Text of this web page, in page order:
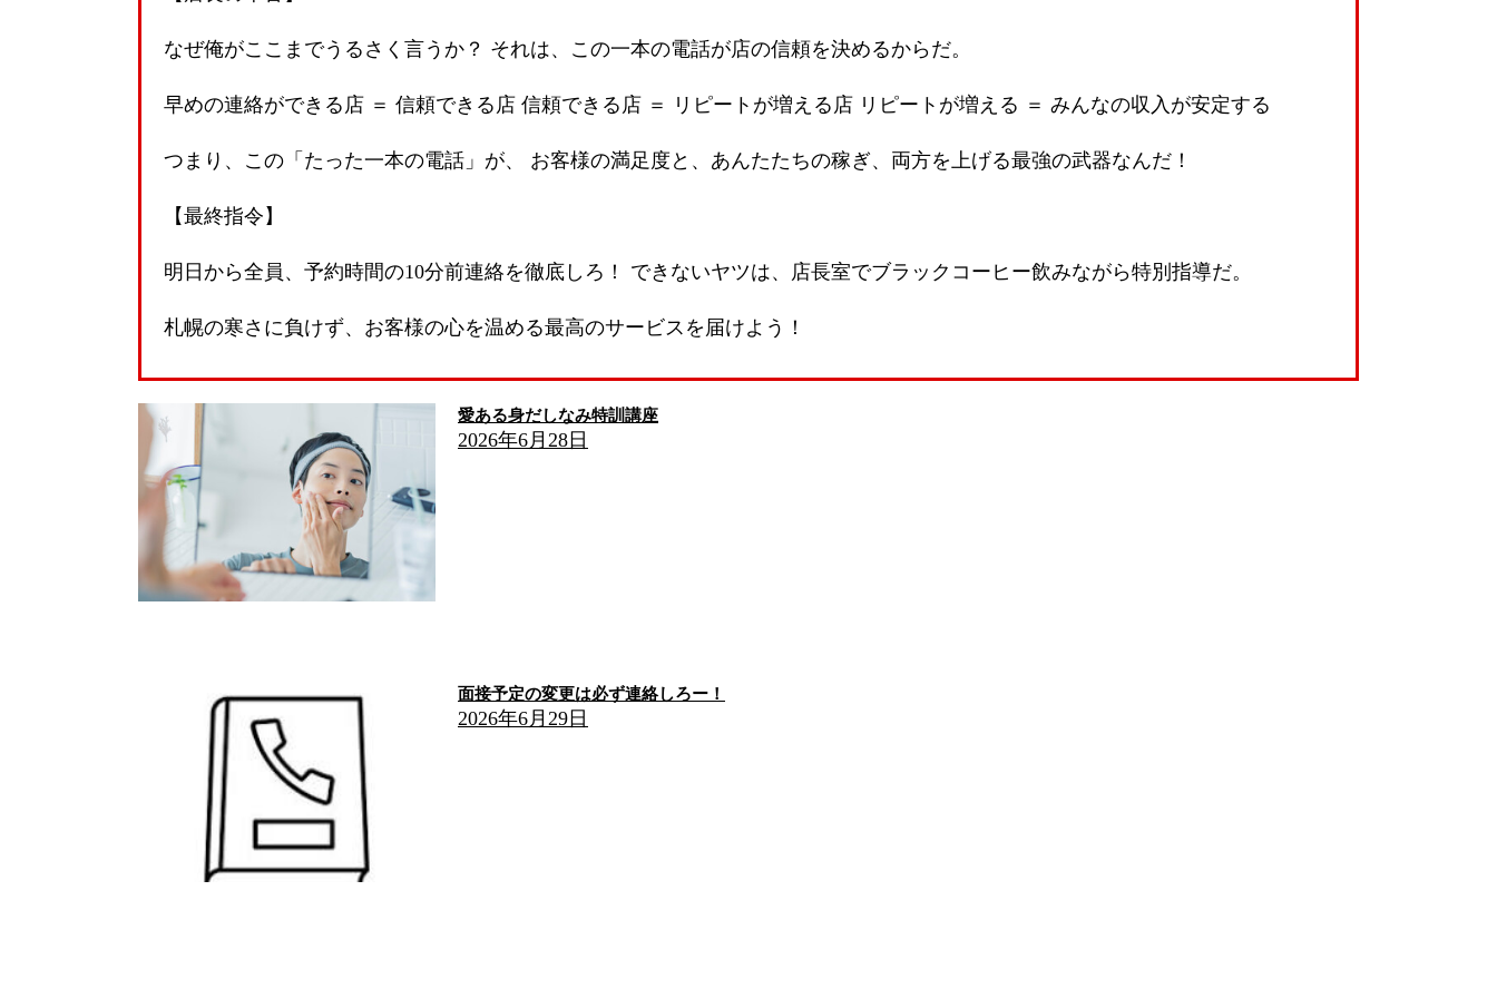
なぜ俺がここまでうるさく言うか？ それは、この一本の電話が店の信頼を決めるからだ。
早めの連絡ができる店 ＝ 信頼できる店 信頼できる店 ＝ リピートが増える店 リピートが増える ＝ みんなの収入が安定する
つまり、この「たった一本の電話」が、 お客様の満足度と、あんたたちの稼ぎ、両方を上げる最強の武器なんだ！
【最終指令】
明日から全員、予約時間の10分前連絡を徹底しろ！ できないヤツは、店長室でブラックコーヒー飲みながら特別指導だ。
札幌の寒さに負けず、お客様の心を温める最高のサービスを届けよう！
愛ある身だしなみ特訓講座
2026年6月28日
面接予定の変更は必ず連絡しろー！
2026年6月29日